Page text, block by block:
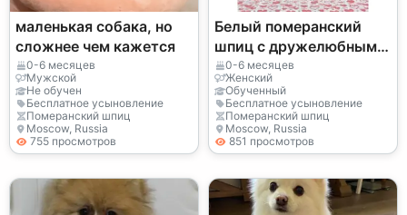
маленькая собака, но
сложнее чем кажется
0-6 месяцев
Мужской
Не обучен
Бесплатное усыновление
Померанский шпиц
Moscow, Russia
755 просмотров
Белый померанский
шпиц с дружелюбным
характером ищет
семью
0-6 месяцев
Женский
Обученный
Бесплатное усыновление
Померанский шпиц
Moscow, Russia
851 просмотров